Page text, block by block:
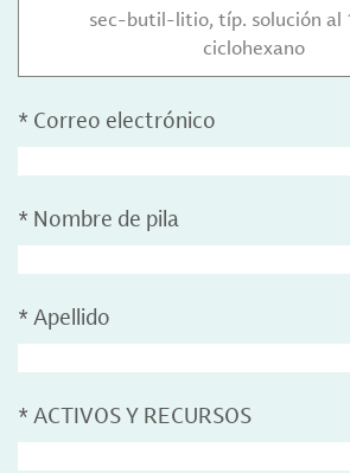
sec-butil-litio, típ. solución al
ciclohexano
* Correo electrónico
* Nombre de pila
* Apellido
* ACTIVOS Y RECURSOS